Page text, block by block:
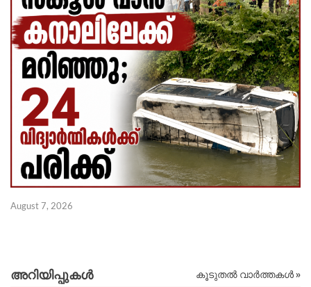
August 7, 2026
അറിയിപ്പുകള്‍ കൂടുതൽ വാർത്തകൾ »